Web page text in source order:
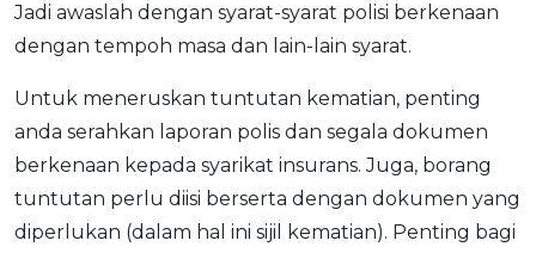
Jadi awaslah dengan syarat-syarat polisi berkenaan
dengan tempoh masa dan lain-lain syarat.
Untuk meneruskan tuntutan kematian, penting
anda serahkan laporan polis dan segala dokumen
berkenaan kepada syarikat insurans. Juga, borang
tuntutan perlu diisi berserta dengan dokumen yang
diperlukan (dalam hal ini sijil kematian). Penting bagi